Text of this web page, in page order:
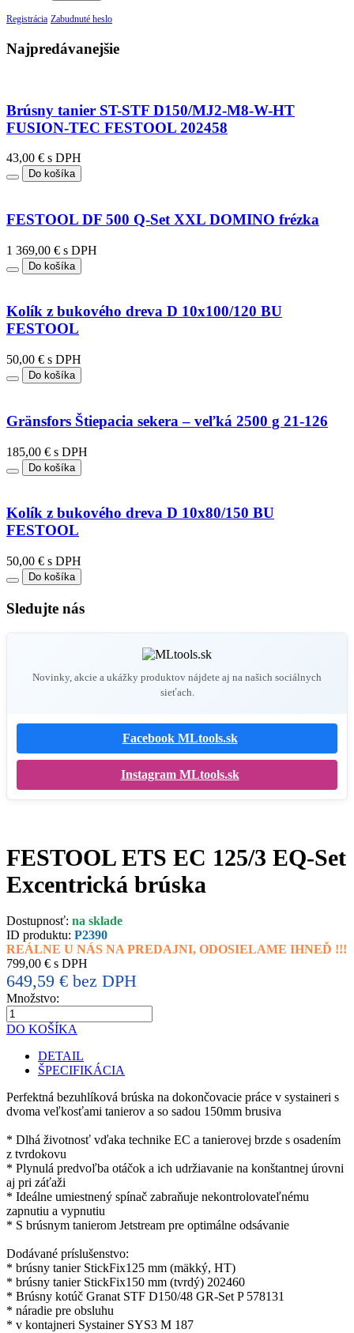
Registrácia Zabudnuté heslo
Najpredávanejšie
Brúsny tanier ST-STF D150/MJ2-M8-W-HT
FUSION-TEC FESTOOL 202458
43,00 € s DPH
Do košíka
FESTOOL DF 500 Q-Set XXL DOMINO frézka
1 369,00 € s DPH
Do košíka
Kolík z bukového dreva D 10x100/120 BU
FESTOOL
50,00 € s DPH
Do košíka
Gränsfors Štiepacia sekera – veľká 2500 g 21-126
185,00 € s DPH
Do košíka
Kolík z bukového dreva D 10x80/150 BU
FESTOOL
50,00 € s DPH
Do košíka
Sledujte nás
Novinky, akcie a ukážky produktov nájdete aj na našich sociálnych
sieťach.
Facebook MLtools.sk
Instagram MLtools.sk
FESTOOL ETS EC 125/3 EQ-Set
Excentrická brúska
Dostupnosť: na sklade
ID produktu: P2390
REÁLNE U NÁS NA PREDAJNI, ODOSIELAME IHNEĎ !!!
799,00 € s DPH
649,59 € bez DPH
Množstvo:
DO KOŠÍKA
DETAIL
ŠPECIFIKÁCIA
Perfektná bezuhlíková brúska na dokončovacie práce v systaineri s
dvoma veľkosťami tanierov a so sadou 150mm brusiva
* Dlhá životnosť vďaka technike EC a tanierovej brzde s osadením
z tvrdokovu
* Plynulá predvoľba otáčok a ich udržiavanie na konštantnej úrovni
aj pri záťaži
* Ideálne umiestnený spínač zabraňuje nekontrolovateľnému
zapnutiu a vypnutiu
* S brúsnym tanierom Jetstream pre optimálne odsávanie
Dodávané príslušenstvo:
* brúsny tanier StickFix125 mm (mäkký, HT)
* brúsny tanier StickFix150 mm (tvrdý) 202460
* Brúsny kotúč Granat STF D150/48 GR-Set P 578131
* náradie pre obsluhu
* v kontajneri Systainer SYS3 M 187